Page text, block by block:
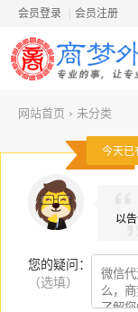
会员登录 会员注册
网站首页 › 未分类
今天已
以
您的疑问
（选填）
：